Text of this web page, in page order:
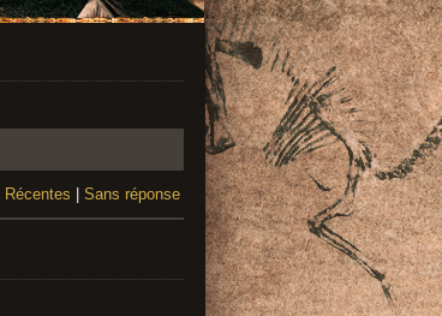
Récentes Sans réponse